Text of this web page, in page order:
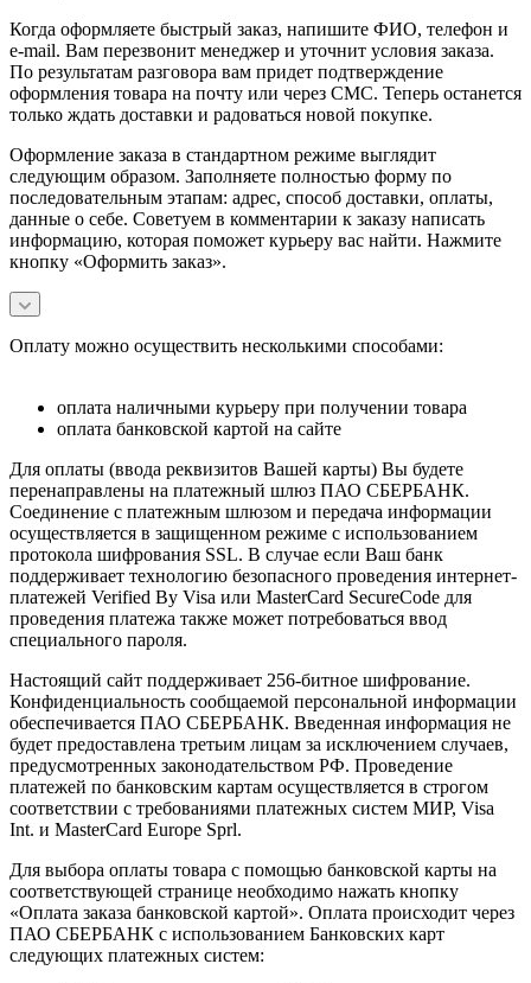
Когда оформляете быстрый заказ, напишите ФИО, телефон и
e-mail. Вам перезвонит менеджер и уточнит условия заказа.
По результатам разговора вам придет подтверждение
оформления товара на почту или через СМС. Теперь останется
только ждать доставки и радоваться новой покупке.
Оформление заказа в стандартном режиме выглядит
следующим образом. Заполняете полностью форму по
последовательным этапам: адрес, способ доставки, оплаты,
данные о себе. Советуем в комментарии к заказу написать
информацию, которая поможет курьеру вас найти. Нажмите
кнопку «Оформить заказ».
Оплату можно осуществить несколькими способами:
оплата наличными курьеру при получении товара
оплата банковской картой на сайте
Для оплаты (ввода реквизитов Вашей карты) Вы будете
перенаправлены на платежный шлюз ПАО СБЕРБАНК.
Соединение с платежным шлюзом и передача информации
осуществляется в защищенном режиме с использованием
протокола шифрования SSL. В случае если Ваш банк
поддерживает технологию безопасного проведения интернет-
платежей Verified By Visa или MasterCard SecureCode для
проведения платежа также может потребоваться ввод
специального пароля.
Настоящий сайт поддерживает 256-битное шифрование.
Конфиденциальность сообщаемой персональной информации
обеспечивается ПАО СБЕРБАНК. Введенная информация не
будет предоставлена третьим лицам за исключением случаев,
предусмотренных законодательством РФ. Проведение
платежей по банковским картам осуществляется в строгом
соответствии с требованиями платежных систем МИР, Visa
Int. и MasterCard Europe Sprl.
Для выбора оплаты товара с помощью банковской карты на
соответствующей странице необходимо нажать кнопку
«Оплата заказа банковской картой». Оплата происходит через
ПАО СБЕРБАНК с использованием Банковских карт
следующих платежных систем: